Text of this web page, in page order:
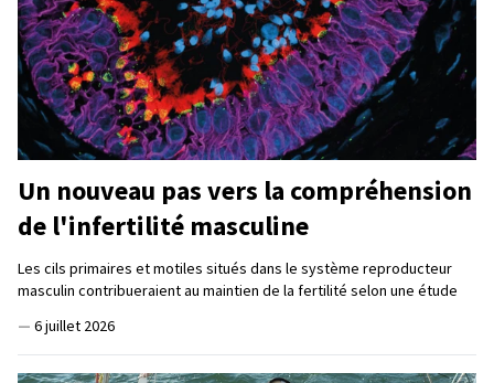
Un nouveau pas vers la compréhension
de l'infertilité masculine
Les cils primaires et motiles situés dans le système reproducteur
masculin contribueraient au maintien de la fertilité selon une étude
— 6 juillet 2026